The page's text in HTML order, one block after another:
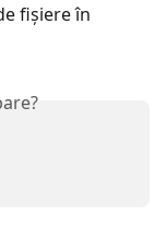
fișiere în